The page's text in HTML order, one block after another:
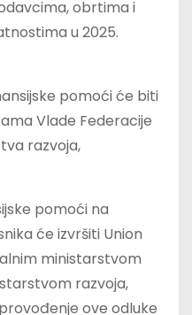
obrtima i
u 2025.
pomoći će biti
Vlade Federacije
razvoja,
pomoći na
će izvršiti Union
ministarstvom
razvoja,
ove odluke